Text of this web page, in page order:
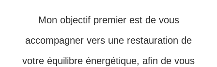
Mon objectif premier est de vous
accompagner vers une restauration de
votre équilibre énergétique, afin de vous